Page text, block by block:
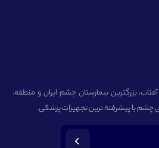
بزرگترین بیمارستان چشم ایران و منطقه.
با پیشرفته ترین تجهیزات پزشکی.